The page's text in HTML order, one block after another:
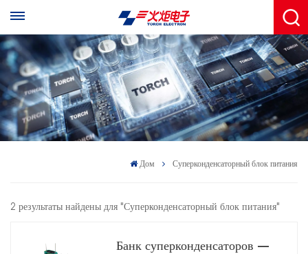
Дом Суперконденсаторный блок питания
2 результаты найдены для "Суперконденсаторный блок питания"
Банк суперконденсаторов —